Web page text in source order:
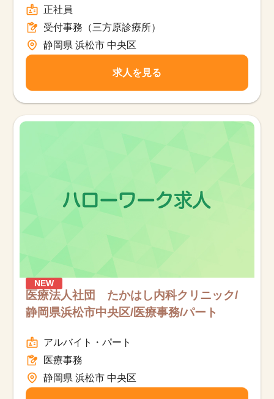
正社員
受付事務（三方原診療所）
静岡県 浜松市 中央区
求人を見る
NEW
医療法人社団 たかはし内科クリニック/
静岡県浜松市中央区/医療事務/パート
アルバイト・パート
医療事務
静岡県 浜松市 中央区